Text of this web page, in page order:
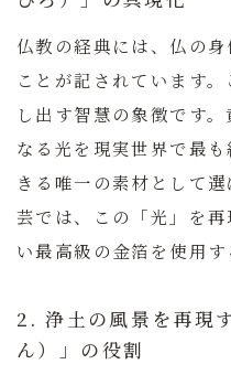
仏教の経典には、仏の
ことが記されています
し出す智慧の象徴です。
なる光を現実世界で最
きる唯一の素材として選
芸では、この「光」を
い最高級の金箔を使用す
2. 浄土の風景を再現
ん）」の役割